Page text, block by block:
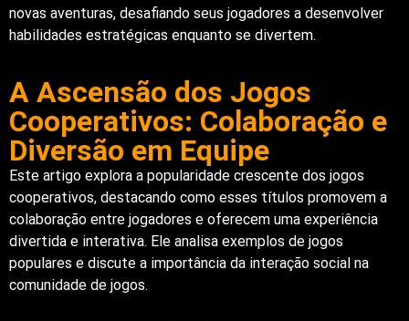
novas aventuras, desafiando seus jogadores a desenvolver
habilidades estratégicas enquanto se divertem.
A Ascensão dos Jogos
Cooperativos: Colaboração e
Diversão em Equipe
Este artigo explora a popularidade crescente dos jogos
cooperativos, destacando como esses títulos promovem a
colaboração entre jogadores e oferecem uma experiência
divertida e interativa. Ele analisa exemplos de jogos
populares e discute a importância da interação social na
comunidade de jogos.